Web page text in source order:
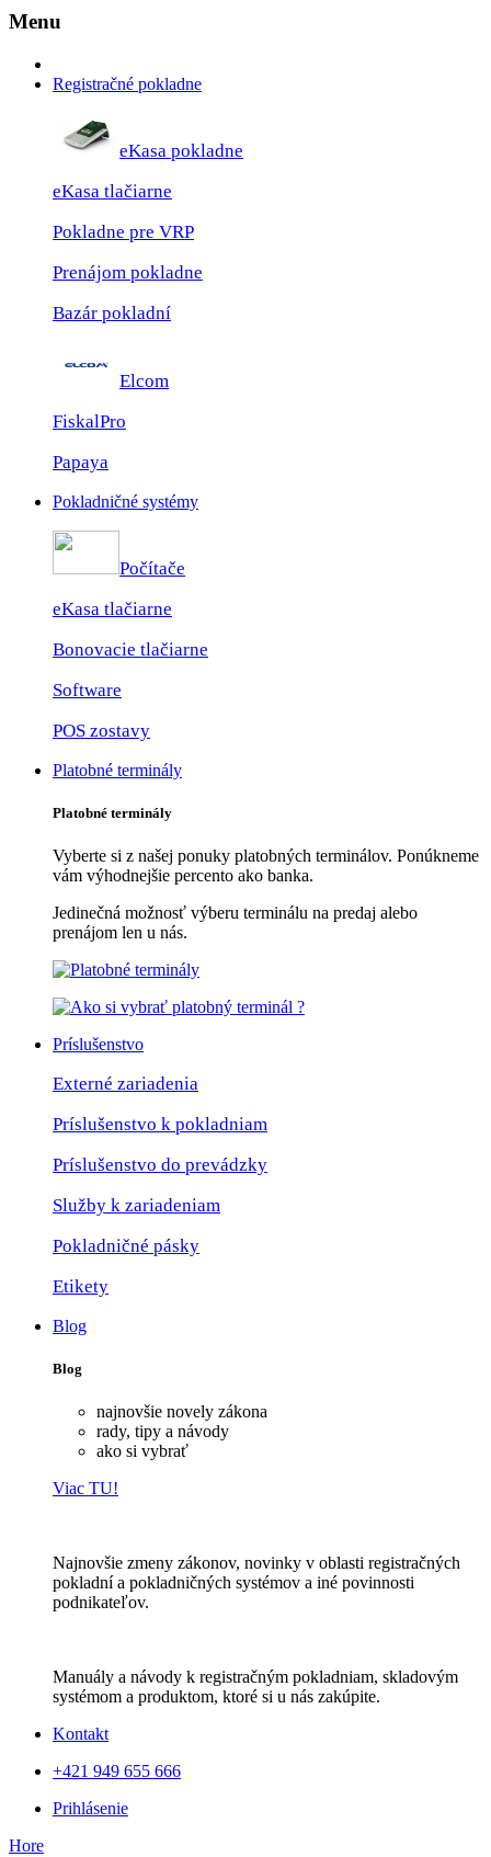
Menu
Registračné pokladne
eKasa pokladne
eKasa tlačiarne
Pokladne pre VRP
Prenájom pokladne
Bazár pokladní
Elcom
FiskalPro
Papaya
Pokladničné systémy
Počítače
eKasa tlačiarne
Bonovacie tlačiarne
Software
POS zostavy
Platobné terminály
Platobné terminály
Vyberte si z našej ponuky platobných terminálov. Ponúkneme
vám výhodnejšie percento ako banka.
Jedinečná možnosť výberu terminálu na predaj alebo
prenájom len u nás.
Príslušenstvo
Externé zariadenia
Príslušenstvo k pokladniam
Príslušenstvo do prevádzky
Služby k zariadeniam
Pokladničné pásky
Etikety
Blog
Blog
najnovšie novely zákona
rady, tipy a návody
ako si vybrať
Viac TU!
Najnovšie zmeny zákonov, novinky v oblasti registračných
pokladní a pokladničných systémov a iné povinnosti
podnikateľov.
Manuály a návody k registračným pokladniam, skladovým
systémom a produktom, ktoré si u nás zakúpite.
Kontakt
+421 949 655 666
Prihlásenie
Hore